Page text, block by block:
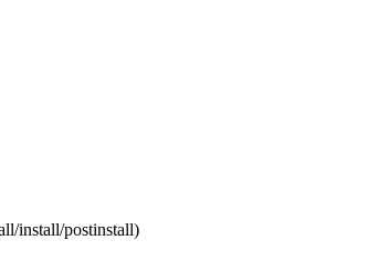
install/postinstall)